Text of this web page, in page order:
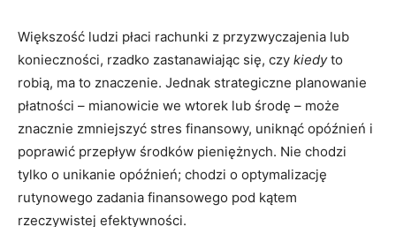
Większość ludzi płaci rachunki z przyzwyczajenia lub
konieczności, rzadko zastanawiając się, czy kiedyto
robią, ma to znaczenie. Jednak strategiczne planowanie
płatności – mianowicie we wtorek lub środę – może
znacznie zmniejszyć stres finansowy, uniknąć opóźnień i
poprawić przepływ środków pieniężnych. Nie chodzi
tylko o unikanie opóźnień; chodzi o optymalizację
rutynowego zadania finansowego pod kątem
rzeczywistej efektywności.